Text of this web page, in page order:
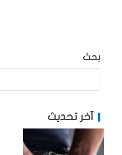
بحث
آخر تحديث